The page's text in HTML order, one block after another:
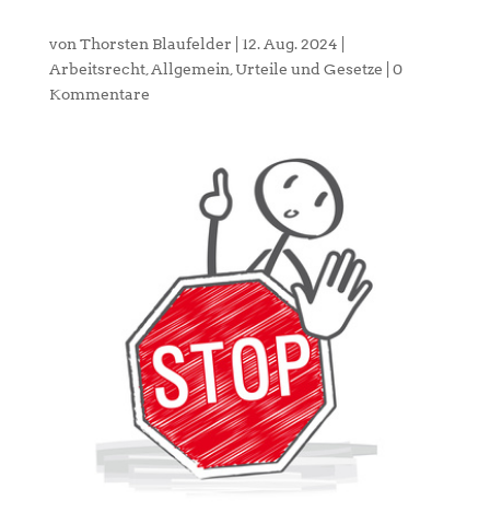
von Thorsten Blaufelder 12. Aug. 2024
Arbeitsrecht, Allgemein Urteile und Gesetze
0
Kommentare